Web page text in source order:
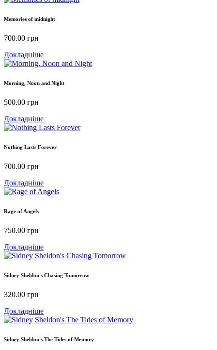
Memories of midnight
700.00 грн
Докладніше
Morning, Noon and Night
500.00 грн
Докладніше
Nothing Lasts Forever
700.00 грн
Докладніше
Rage of Angels
750.00 грн
Докладніше
Sidney Sheldon's Chasing Tomorrow
320.00 грн
Докладніше
Sidney Sheldon's The Tides of Memory